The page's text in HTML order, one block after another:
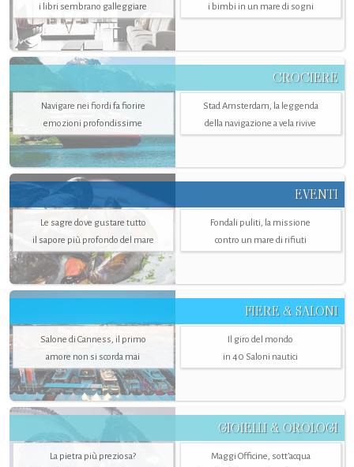
i libri sembrano galleggiare
i bimbi in un mare di sogni
CROCIERE
Navigare nei fiordi fa fiorire
emozioni profondissime
Stad Amsterdam, la leggenda
della navigazione a vela rivive
EVENTI
Le sagre dove gustare tutto
il sapore più profondo del mare
Fondali puliti, la missione
contro un mare di rifiuti
FIERE & SALONI
Salone di Canness, il primo
amore non si scorda mai
Il giro del mondo
in 40 Saloni nautici
GIOIELLI & OROLOGI
La pietra più preziosa?
Maggi Officine, sott’acqua